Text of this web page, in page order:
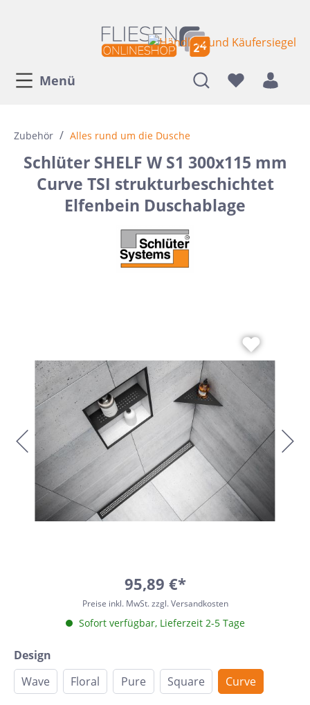
Menü
Zubehör / Alles rund um die Dusche
Schlüter SHELF W S1 300x115 mm
Curve TSI strukturbeschichtet
Elfenbein Duschablage
95,89 €*
Preise inkl. MwSt. zzgl. Versandkosten
Sofort verfügbar, Lieferzeit 2-5 Tage
Design
Wave
Floral Pure Square Curve